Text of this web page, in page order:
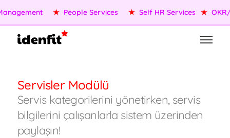
★ People Services ★ Self HR Services ★ OKR/
Servisler Modülü
Servis kategorilerini yönetirken, servis
bilgilerini çalışanlarla sistem üzerinden
paylaşın!